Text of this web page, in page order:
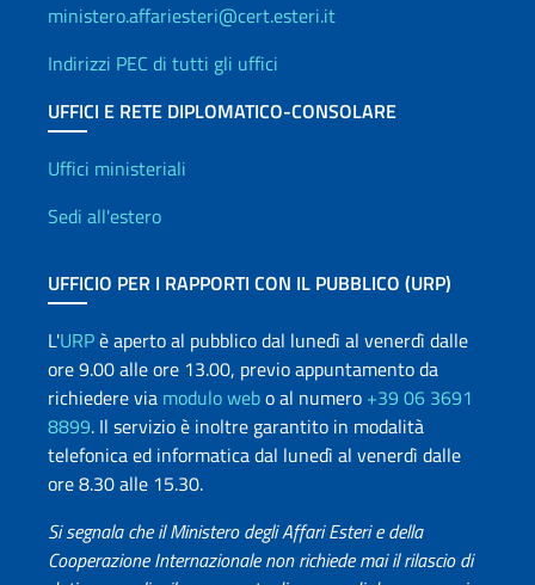
ministero.affariesteri@cert.esteri.it
Indirizzi PEC di tutti gli uffici
UFFICI E RETE DIPLOMATICO-CONSOLARE
Uffici e Rete diplomatica
Uffici ministeriali
Sedi all'estero
UFFICIO PER I RAPPORTI CON IL PUBBLICO (URP)
L'URPè aperto al pubblico dal lunedì al venerdì dalle
ore 9.00 alle ore 13.00, previo appuntamento da
richiedere via modulo webo al numero +39 06 3691
8899. Il servizio è inoltre garantito in modalità
telefonica ed informatica dal lunedì al venerdì dalle
ore 8.30 alle 15.30.
Si segnala che il Ministero degli Affari Esteri e della
Cooperazione Internazionale non richiede mai il rilascio di